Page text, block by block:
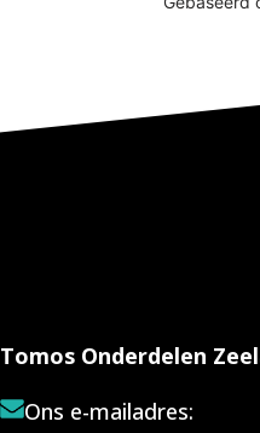
Tomos Onderdelen
Ons e-mailadres: